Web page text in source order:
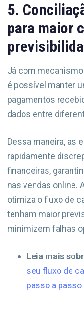
5.
para maior
Já com
é possível manter
pagamentos
dados entre
Dessa maneira, as
rapidamente
financeiras,
nas vendas online.
otimiza o fluxo de
tenham maior
minimizem falhas
Leia mais
seu fluxo de
passo a